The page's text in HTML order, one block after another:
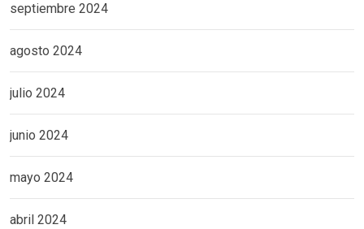
septiembre 2024
agosto 2024
julio 2024
junio 2024
mayo 2024
abril 2024